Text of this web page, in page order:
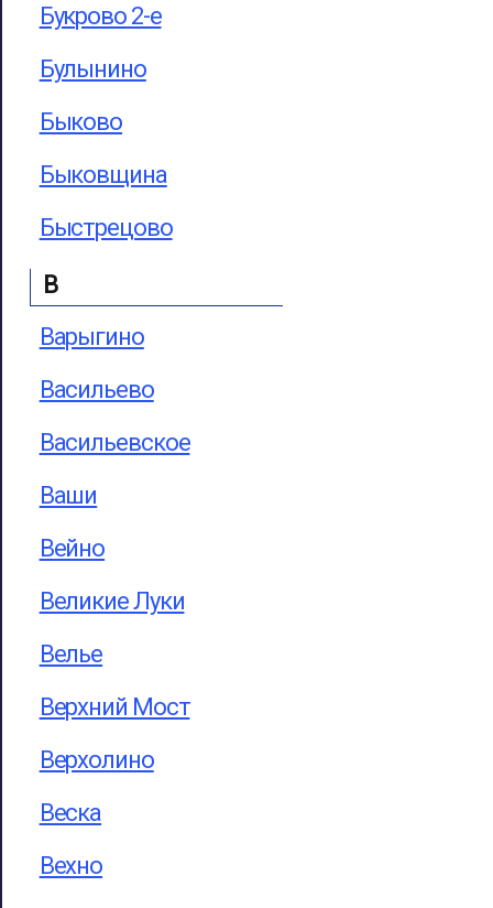
Букрово 2-е
Булынино
Быково
Быковщина
Быстрецово
В
Варыгино
Васильево
Васильевское
Ваши
Вейно
Великие Луки
Велье
Верхний Мост
Верхолино
Веска
Вехно